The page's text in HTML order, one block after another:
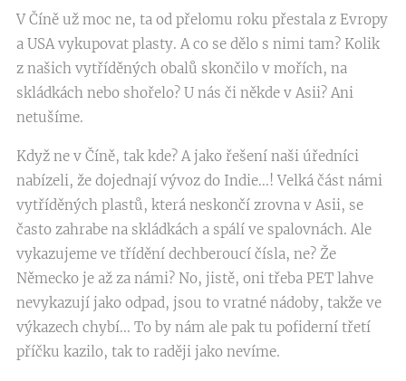
V Číně už moc ne, ta od přelomu roku přestala z Evropy
a USA vykupovat plasty. A co se dělo s nimi tam? Kolik
z našich vytříděných obalů skončilo v mořích, na
skládkách nebo shořelo? U nás či někde v Asii? Ani
netušíme.
Když ne v Číně, tak kde? A jako řešení naši úředníci
nabízeli, že dojednají vývoz do Indie...! Velká část námi
vytříděných plastů, která neskončí zrovna v Asii, se
často zahrabe na skládkách a spálí ve spalovnách. Ale
vykazujeme ve třídění dechberoucí čísla, ne? Že
Německo je až za námi? No, jistě, oni třeba PET lahve
nevykazují jako odpad, jsou to vratné nádoby, takže ve
výkazech chybí... To by nám ale pak tu pofiderní třetí
příčku kazilo, tak to raději jako nevíme.